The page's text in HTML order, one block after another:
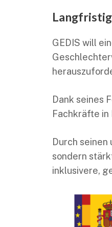
GEDIS will
Dank seines
Fachkräfte in
Durch
sondern
inklusivere,